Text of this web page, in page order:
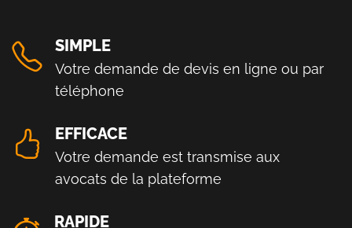
SIMPLE
Votre demande de devis en ligne ou par
téléphone
EFFICACE
Votre demande est transmise aux
avocats de la plateforme
RAPIDE